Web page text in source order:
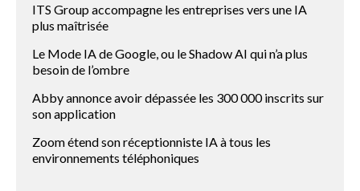
ITS Group accompagne les entreprises vers une IA
plus maîtrisée
Le Mode IA de Google, ou le Shadow AI qui n’a plus
besoin de l’ombre
Abby annonce avoir dépassée les 300 000 inscrits sur
son application
Zoom étend son réceptionniste IA à tous les
environnements téléphoniques